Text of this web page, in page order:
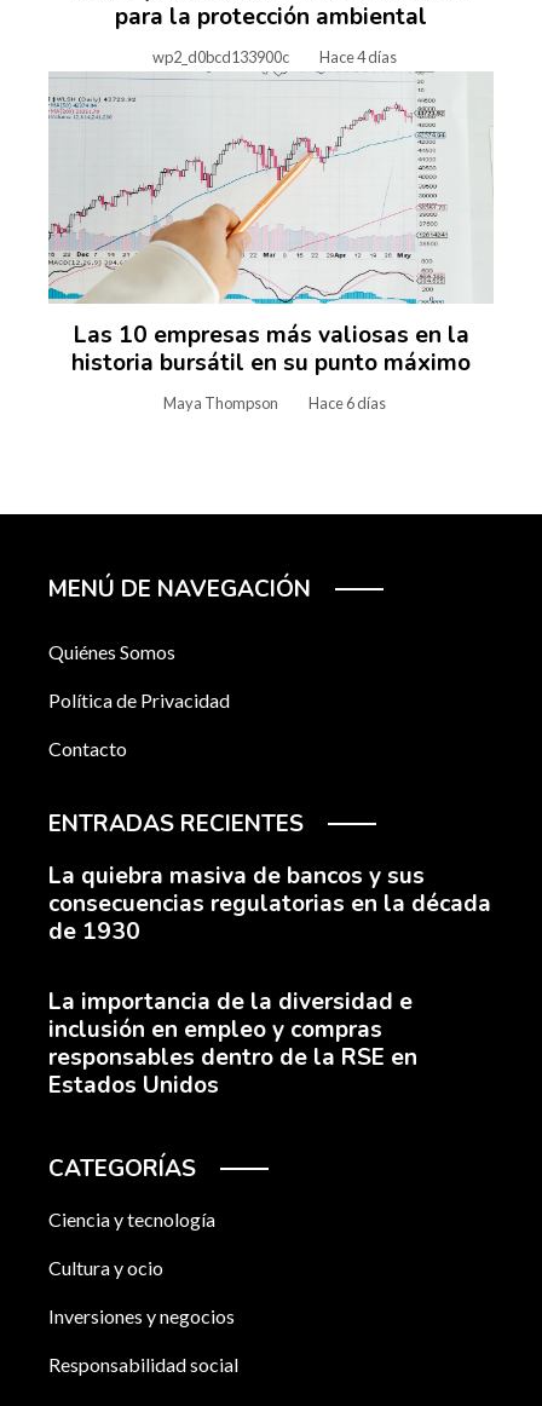
para la protección ambiental
wp2_d0bcd133900c Hace 4 días
Las 10 empresas más valiosas en la
historia bursátil en su punto máximo
Maya Thompson Hace 6 días
MENÚ DE NAVEGACIÓN
Quiénes Somos
Política de Privacidad
Contacto
ENTRADAS RECIENTES
La quiebra masiva de bancos y sus
consecuencias regulatorias en la década
de 1930
La importancia de la diversidad e
inclusión en empleo y compras
responsables dentro de la RSE en
Estados Unidos
CATEGORÍAS
Ciencia y tecnología
Cultura y ocio
Inversiones y negocios
Responsabilidad social